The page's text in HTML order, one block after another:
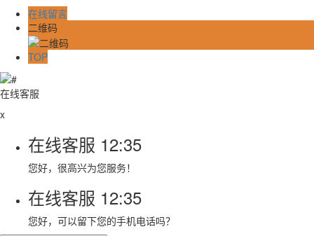
在线留言
二维码
TOP
在线客服
x
在线客服 12:35
您好，很高兴为您服务！
在线客服 12:35
您好，可以留下您的手机电话吗？